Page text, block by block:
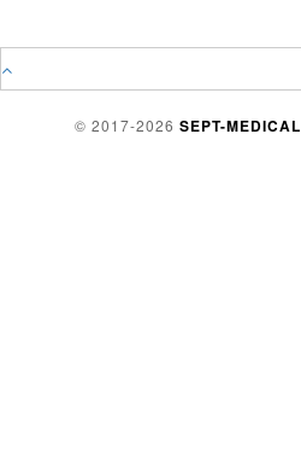
© 2017-2026 SEPT-MEDICAL